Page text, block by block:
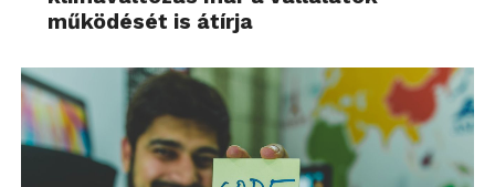
működését is átírja